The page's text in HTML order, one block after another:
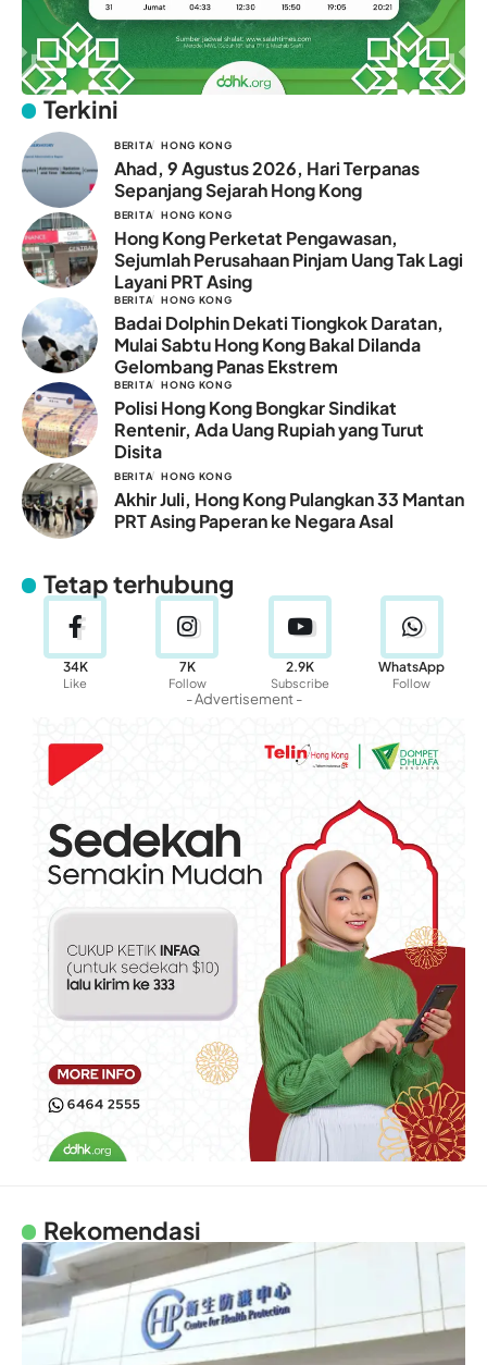
Terkini
BERITA HONG KONG
Ahad, 9 Agustus 2026, Hari Terpanas
Sepanjang Sejarah Hong Kong
BERITA HONG KONG
Hong Kong Perketat Pengawasan,
Sejumlah Perusahaan Pinjam Uang Tak Lagi
Layani PRT Asing
BERITA HONG KONG
Badai Dolphin Dekati Tiongkok Daratan,
Mulai Sabtu Hong Kong Bakal Dilanda
Gelombang Panas Ekstrem
BERITA HONG KONG
Polisi Hong Kong Bongkar Sindikat
Rentenir, Ada Uang Rupiah yang Turut
Disita
BERITA HONG KONG
Akhir Juli, Hong Kong Pulangkan 33 Mantan
PRT Asing Paperan ke Negara Asal
Tetap terhubung
34K
Like
7K
Follow
2.9K
Subscribe
WhatsApp
Follow
- Advertisement -
Rekomendasi